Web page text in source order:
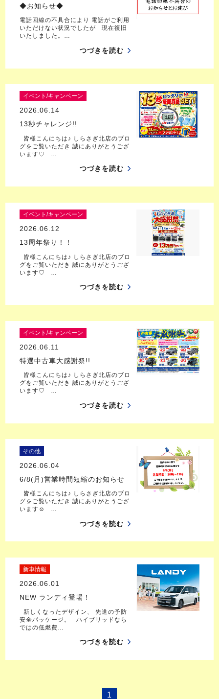
◆お知らせ◆
電話回線の不具合により 電話がご利用
いただけない状況でしたが 現在復旧
いたしました。…
つづきを読む
イベント/キャンペーン
2026.06.14
13秒チャレンジ!!
皆様こんにちは♪ しらさぎ北店のブロ
グをご覧いただき 誠にありがとうござ
います♡ …
つづきを読む
イベント/キャンペーン
2026.06.12
13周年祭り！！
皆様こんにちは♪ しらさぎ北店のブロ
グをご覧いただき 誠にありがとうござ
います♡ …
つづきを読む
イベント/キャンペーン
2026.06.11
特選中古車大感謝祭!!
皆様こんにちは♪ しらさぎ北店のブロ
グをご覧いただき 誠にありがとうござ
います♡ …
つづきを読む
その他
2026.06.04
6/8(月)営業時間短縮のお知らせ
皆様こんにちは♪ しらさぎ北店のブロ
グをご覧いただき 誠にありがとうござ
います☺ …
つづきを読む
新車情報
2026.06.01
NEW ランディ登場！
新しくなったデザイン、 先進の予防
安全パッケージ。 ハイブリッドなら
ではの低燃費…
つづきを読む
1